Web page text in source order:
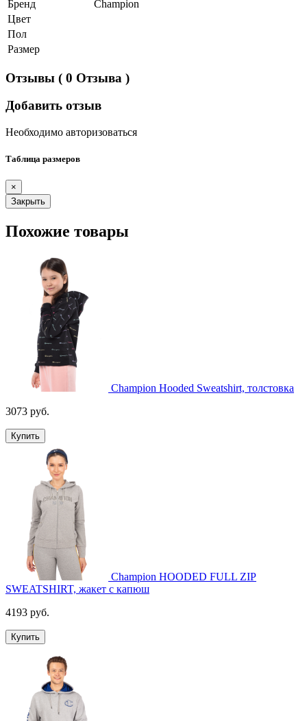
Бренд
Champion
Цвет
Пол
Размер
Отзывы ( 0 Отзыва )
Добавить отзыв
Необходимо авторизоваться
Таблица размеров
×
Закрыть
Похожие товары
Champion Hooded Sweatshirt, толстовка
3073 руб.
Купить
Champion HOODED FULL ZIP
SWEATSHIRT, жакет с капюш
4193 руб.
Купить